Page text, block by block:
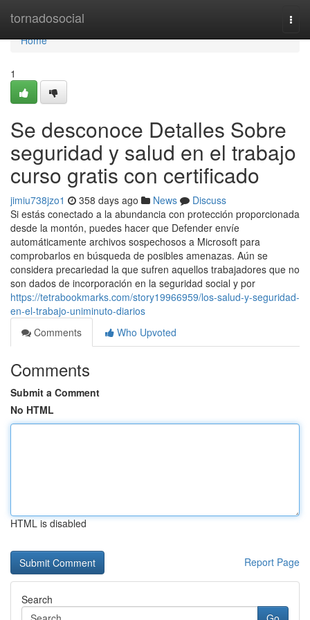
tornadosocial
Home
Home
1
Se desconoce Detalles Sobre
seguridad y salud en el trabajo
curso gratis con certificado
jimiu738jzo1 358 days ago News
Discuss
Si estás conectado a la abundancia con protección proporcionada
desde la montón, puedes hacer que Defender envíe
automáticamente archivos sospechosos a Microsoft para
comprobarlos en búsqueda de posibles amenazas. Aún se
considera precariedad la que sufren aquellos trabajadores que no
son dados de incorporación en la seguridad social y por
https://tetrabookmarks.com/story19966959/los-salud-y-seguridad-
en-el-trabajo-uniminuto-diarios
Comments
Who Upvoted
Comments
Submit a Comment
No HTML
HTML is disabled
Report Page
Search